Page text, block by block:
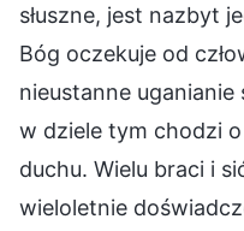
słuszne, jest nazbyt
Bóg oczekuje od
nieustanne
w dziele tym chodzi
duchu. Wielu braci i
wieloletnie